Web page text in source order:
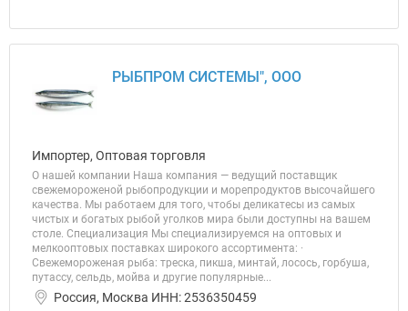
РЫБПРОМ СИСТЕМЫ", ООО
Импортер, Оптовая торговля
О нашей компании Наша компания — ведущий поставщик
свежемороженой рыбопродукции и морепродуктов высочайшего
качества. Мы работаем для того, чтобы деликатесы из самых
чистых и богатых рыбой уголков мира были доступны на вашем
столе. Специализация Мы специализируемся на оптовых и
мелкооптовых поставках широкого ассортимента: ·
Свежемороженая рыба: треска, пикша, минтай, лосось, горбуша,
путассу, сельдь, мойва и другие популярные...
Россия, Москва ИНН: 2536350459